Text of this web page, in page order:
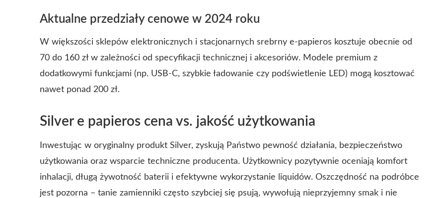
Aktualne przedziały cenowe w 2024 roku
W większości sklepów elektronicznych i stacjonarnych srebrny e-papieros kosztuje obecnie od
70 do 160 zł w zależności od specyfikacji technicznej i akcesoriów. Modele premium z
dodatkowymi funkcjami (np. USB-C, szybkie ładowanie czy podświetlenie LED) mogą kosztować
nawet ponad 200 zł.
Silver e papieros cena vs. jakość użytkowania
Inwestując w oryginalny produkt Silver, zyskują Państwo pewność działania, bezpieczeństwo
użytkowania oraz wsparcie techniczne producenta. Użytkownicy pozytywnie oceniają komfort
inhalacji, długą żywotność baterii i efektywne wykorzystanie liquidów. Oszczędność na podróbce
jest pozorna – tanie zamienniki często szybciej się psują, wywołują nieprzyjemny smak i nie